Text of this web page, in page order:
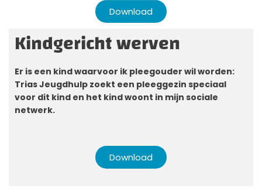
Download
Kindgericht werven
Er is een kind waarvoor ik pleegouder wil worden:
Trias Jeugdhulp zoekt een pleeggezin speciaal
voor dit kind en het kind woont in mijn sociale
netwerk.
Download